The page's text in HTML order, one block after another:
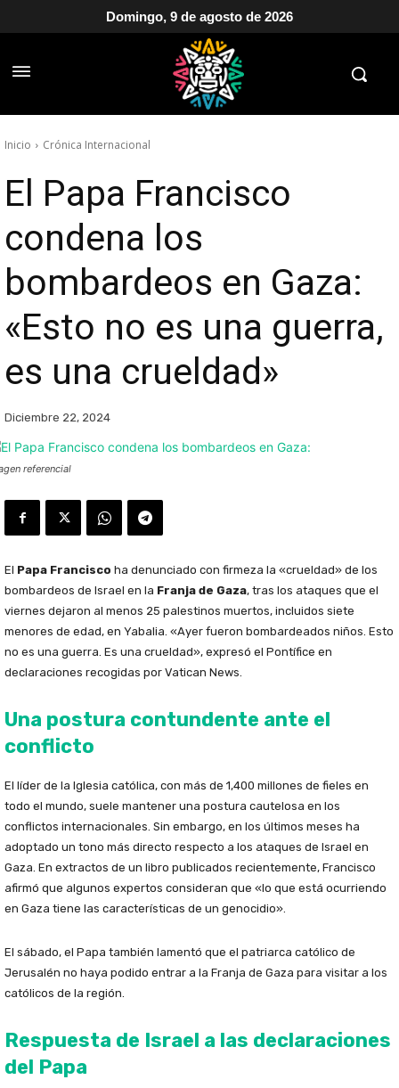
Domingo, 9 de agosto de 2026
Inicio Crónica Internacional
El Papa Francisco
condena los
bombardeos en Gaza:
«Esto no es una guerra,
es una crueldad»
Diciembre 22, 2024
referencial
El Papa Francisco ha denunciado con firmeza la «crueldad» de los
bombardeos de Israel en la Franja de Gaza, tras los ataques que el
viernes dejaron al menos 25 palestinos muertos, incluidos siete
menores de edad, en Yabalia. «Ayer fueron bombardeados niños. Esto
no es una guerra. Es una crueldad», expresó el Pontífice en
declaraciones recogidas por Vatican News.
Una postura contundente ante el
conflicto
El líder de la Iglesia católica, con más de 1,400 millones de fieles en
todo el mundo, suele mantener una postura cautelosa en los
conflictos internacionales. Sin embargo, en los últimos meses ha
adoptado un tono más directo respecto a los ataques de Israel en
Gaza. En extractos de un libro publicados recientemente, Francisco
afirmó que algunos expertos consideran que «lo que está ocurriendo
en Gaza tiene las características de un genocidio».
El sábado, el Papa también lamentó que el patriarca católico de
Jerusalén no haya podido entrar a la Franja de Gaza para visitar a los
católicos de la región.
Respuesta de Israel a las declaraciones
del Papa